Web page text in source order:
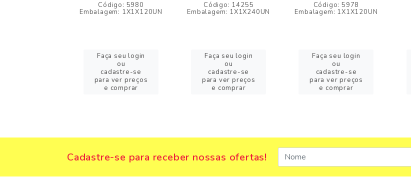
Código: 5980
Embalagem: 1X1X120UN
Faça seu login
ou
cadastre-se
para ver preços
e comprar
Código: 14255
Embalagem: 1X1X240UN
Faça seu login
ou
cadastre-se
para ver preços
e comprar
Código: 5978
Embalagem: 1X1X120UN
Faça seu login
ou
cadastre-se
para ver preços
e comprar
Cadastre-se para receber nossas ofertas!